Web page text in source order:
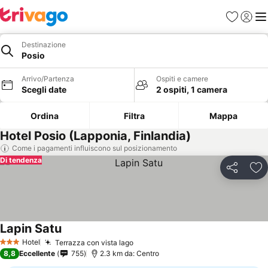
PreferitiAccedi
Destinazione
Posio
Arrivo/Partenza
Scegli date
Ospiti e camere
2 ospiti, 1 camera
Ordina Filtra Mappa
Hotel Posio (Lapponia, Finlandia)
Come i pagamenti influiscono sul posizionamento
Condividi
Di tendenza
3 StelleHotel Terrazza con vista lagoScopri i prezzi
Lapin SatuScopri i prezzi
8,8 Eccellente 755 2.3 km da: Centro